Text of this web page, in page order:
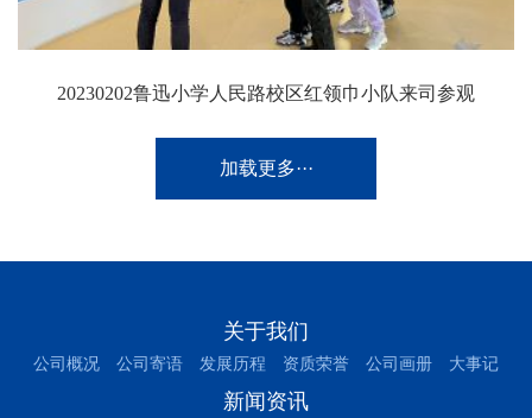
20230202鲁迅小学人民路校区红领巾小队来司参观
加载更多···
关于我们
公司概况 公司寄语 发展历程 资质荣誉 公司画册 大事记
新闻资讯